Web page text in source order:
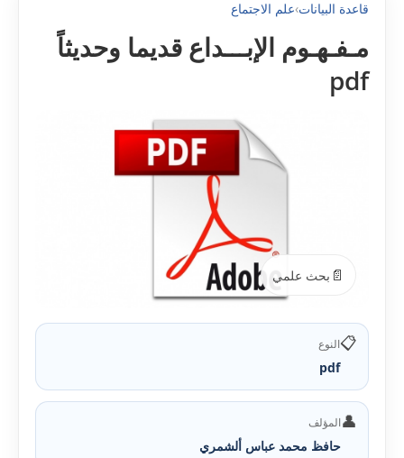
قاعدة البيانات›علم الاجتماع
مـفـهـوم الإبـــداع قديما وحديثاً
pdf
📄 بحث علمي
📋النوع
pdf
👤المؤلف
حافظ محمد عباس ألشمري